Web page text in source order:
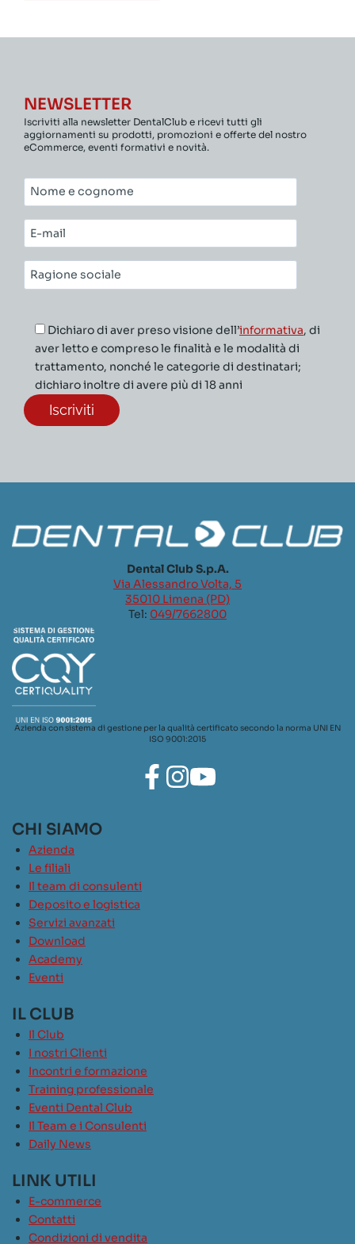
NEWSLETTER
Iscriviti alla newsletter DentalClub e ricevi tutti gli
aggiornamenti su prodotti, promozioni e offerte del nostro
eCommerce, eventi formativi e novità.
Nome
e
cognome*
E-
mail*
Ragione
sociale*
Dichiaro di aver preso visione dell’informativa, di
aver letto e compreso le finalità e le modalità di
trattamento, nonché le categorie di destinatari;
dichiaro inoltre di avere più di 18 anni
Dental Club S.p.A.
Via Alessandro Volta, 5
35010 Limena (PD)
Tel: 049/7662800
Azienda con sistema di gestione per la qualità certificato secondo la norma UNI EN
ISO 9001:2015
CHI SIAMO
Azienda
Le filiali
Il team di consulenti
Deposito e logistica
Servizi avanzati
Download
Academy
Eventi
IL CLUB
Il Club
I nostri Clienti
Incontri e formazione
Training professionale
Eventi Dental Club
Il Team e i Consulenti
Daily News
LINK UTILI
E-commerce
Contatti
Condizioni di vendita